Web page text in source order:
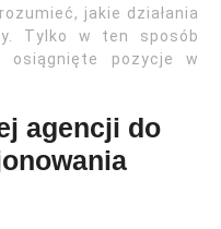
jakie działania
Tylko w ten sposób
osiągnięte pozycje w
agencji do